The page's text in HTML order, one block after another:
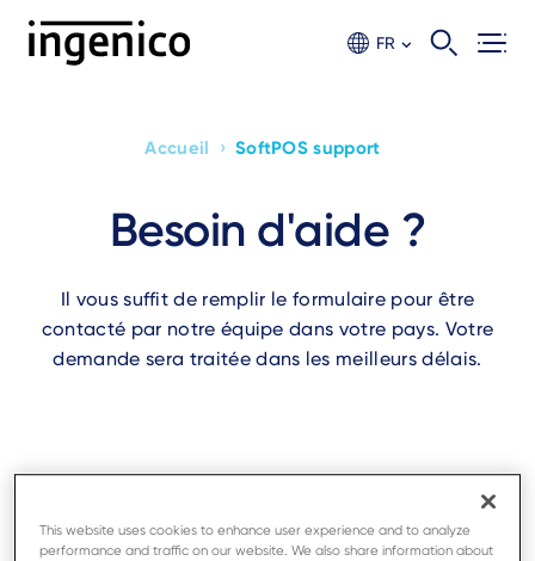
contenu
FR
Breadcrumb
Accueil › SoftPOS support
Besoin d'aide ?
Il vous suffit de remplir le formulaire pour être
contacté par notre équipe dans votre pays. Votre
demande sera traitée dans les meilleurs délais.
Indique un champ obligatoire
Prénom
This website uses cookies to enhance user experience and to analyze
performance and traffic on our website. We also share information about